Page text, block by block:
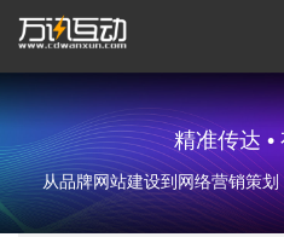
精准传达 •
从品牌网站建设到网络营销策